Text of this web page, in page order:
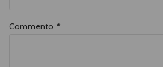
Commento *